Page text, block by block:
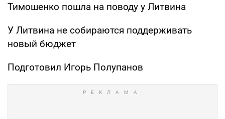
Тимошенко пошла на поводу у Литвина
У Литвина не собираются поддерживать
новый бюджет
Подготовил Игорь Полупанов